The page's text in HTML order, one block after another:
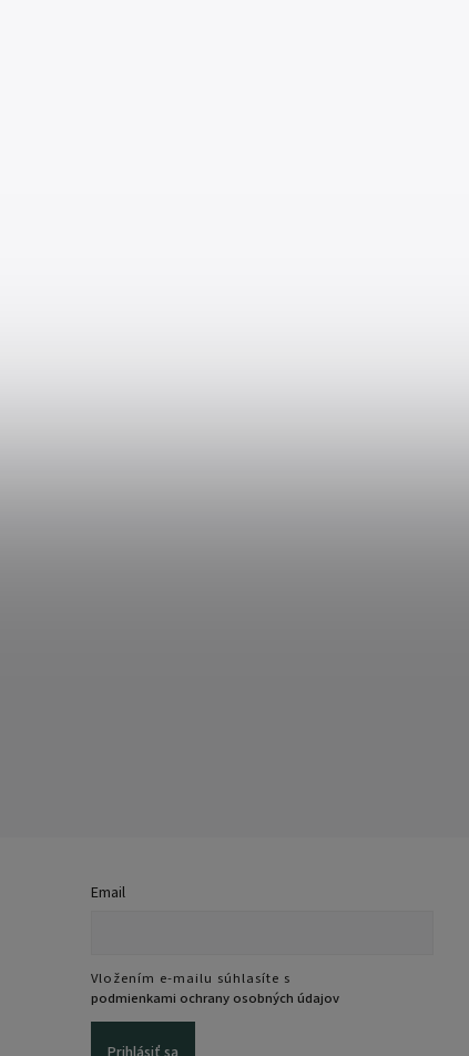
Email
Vložením e-mailu súhlasíte s
podmienkami ochrany osobných údajov